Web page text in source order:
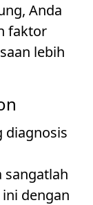
Anda
faktor
lebih
diagnosis
sangatlah
dengan